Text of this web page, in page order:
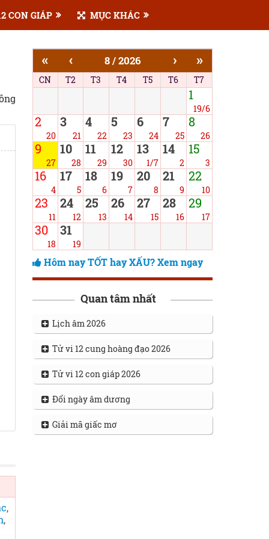
CON GIÁP MỤC KHÁC
,
,
« ‹ 8 / 2026 › »
CN T2 T3 T4 T5 T6 T7
1
19/6
2
20
3
21
4
22
5
23
6
24
7
25
8
26
9
27
10
28
11
29
12
30
13
1/7
14
2
15
3
16
4
17
5
18
6
19
7
20
8
21
9
22
10
23
11
24
12
25
13
26
14
27
15
28
16
29
17
30
18
31
19
Hôm nay TỐT hay XẤU? Xem ngay
Quan tâm nhất
Lịch âm 2026
Tử vi 12 cung hoàng đạo 2026
Tử vi 12 con giáp 2026
Đổi ngày âm dương
Giải mã giấc mơ